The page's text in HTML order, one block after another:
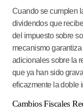
Cuando se cumplen
dividendos que
del impuesto sobre
mecanismo
adicionales sobre la
que ya han sido
eficazmente la doble
Cambios Fiscales